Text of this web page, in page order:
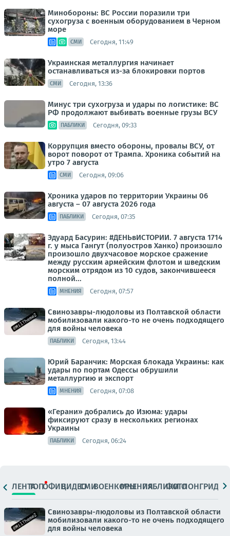
Минобороны: ВС России поразили три
сухогруза с военным оборудованием в Черном
море
СМИ Сегодня, 11:49
Украинская металлургия начинает
останавливаться из-за блокировки портов
СМИ Сегодня, 13:36
Минус три сухогруза и удары по логистике: ВС
РФ продолжают выбивать военные грузы ВСУ
ПАБЛИКИ Сегодня, 09:33
Коррупция вместо обороны, провалы ВСУ, от
ворот поворот от Трампа. Хроника событий на
утро 7 августа
СМИ Сегодня, 09:06
Хроника ударов по территории Украины 06
августа – 07 августа 2026 года
ПАБЛИКИ Сегодня, 07:35
Эдуард Басурин: #ДЕНЬвИСТОРИИ. 7 августа 1714
г. у мыса Гангут (полуостров Ханко) произошло
произошло двухчасовое морское сражение
между русским армейским флотом и шведским
морским отрядом из 10 судов, закончившееся
полной...
МНЕНИЯ Сегодня, 07:57
Свинозавры-людоловы из Полтавской области
мобилизовали какого-то не очень подходящего
для войны человека
ПАБЛИКИ Сегодня, 13:44
Юрий Баранчик: Морская блокада Украины: как
удары по портам Одессы обрушили
металлургию и экспорт
МНЕНИЯ Сегодня, 07:08
«Герани» добрались до Изюма: удары
фиксируют сразу в нескольких регионах
Украины
ПАБЛИКИ Сегодня, 06:24
ЛЕНТАТОПОФИЦ.ВИДЕОСМИВОЕНКОРЫМНЕНИЯПАБЛИКИ
ФОТОЛОНГРИДЫ
Свинозавры-людоловы из Полтавской области
мобилизовали какого-то не очень подходящего
для войны человека